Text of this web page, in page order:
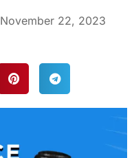
November 22, 2023